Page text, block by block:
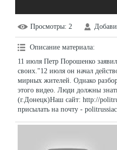
Просмотры: 2
Описание материала:
11 июля Петр Порошенко
своих."12 июля он начал
мирных жителей. Однако
этого видео. Люди должны
(г.Донецк)Наш сайт: http://
присылать на почту -